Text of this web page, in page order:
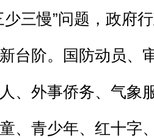
少三慢”问题，政府
台阶。国防动员、
、外事侨务、气象
、青少年、红十字